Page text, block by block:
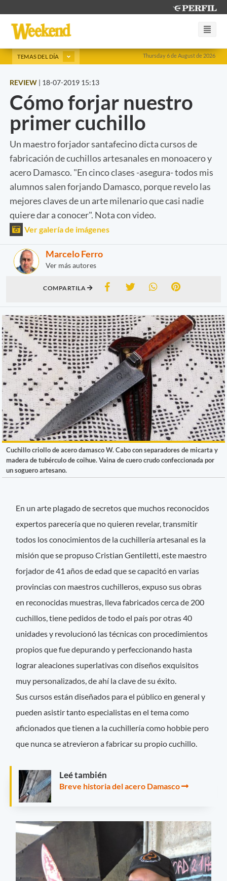
Thursday 6 de August de 2026
TEMAS DEL DÍA
REVIEW | 18-07-2019 15:13
Cómo forjar nuestro
primer cuchillo
Un maestro forjador santafecino dicta cursos de
fabricación de cuchillos artesanales en monoacero y
acero Damasco. "En cinco clases -asegura- todos mis
alumnos salen forjando Damasco, porque revelo las
mejores claves de un arte milenario que casi nadie
quiere dar a conocer". Nota con video.
Ver galería de imágenes
Marcelo Ferro
Ver más autores
COMPARTILA
Cuchillo criollo de acero damasco W. Cabo con separadores de micarta y
madera de tubérculo de coihue. Vaina de cuero crudo confeccionada por
un soguero artesano.
En un arte plagado de secretos que muchos reconocidos
expertos parecería que no quieren revelar, transmitir
todos los conocimientos de la cuchillería artesanal es la
misión que se propuso Cristian Gentiletti, este maestro
forjador de 41 años de edad que se capacitó en varias
provincias con maestros cuchilleros, expuso sus obras
en reconocidas muestras, lleva fabricados cerca de 200
cuchillos, tiene pedidos de todo el país por otras 40
unidades y revolucionó las técnicas con procedimientos
propios que fue depurando y perfeccionando hasta
lograr aleaciones superlativas con diseños exquisitos
muy personalizados, de ahí la clave de su éxito.
Sus cursos están diseñados para el público en general y
pueden asistir tanto especialistas en el tema como
aficionados que tienen a la cuchillería como hobbie pero
que nunca se atrevieron a fabricar su propio cuchillo.
Leé también
Breve historia del acero Damasco